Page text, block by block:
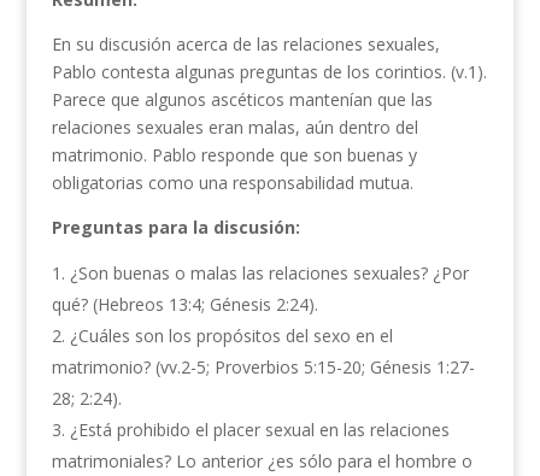
En su discusión acerca de las relaciones sexuales,
Pablo contesta algunas preguntas de los corintios. (v.1).
Parece que algunos ascéticos mantenían que las
relaciones sexuales eran malas, aún dentro del
matrimonio. Pablo responde que son buenas y
obligatorias como una responsabilidad mutua.
Preguntas para la discusión:
¿Son buenas o malas las relaciones sexuales? ¿Por
qué? (Hebreos 13:4; Génesis 2:24).
¿Cuáles son los propósitos del sexo en el
matrimonio? (vv.2-5; Proverbios 5:15-20; Génesis 1:27-
28; 2:24).
¿Está prohibido el placer sexual en las relaciones
matrimoniales? Lo anterior ¿es sólo para el hombre o